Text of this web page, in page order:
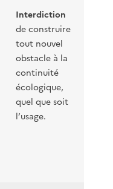
Interdiction
de construire
tout nouvel
obstacle à la
continuité
écologique,
quel que soit
l’usage.